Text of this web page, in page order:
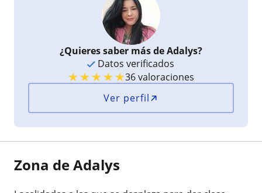
¿Quieres saber más de Adalys?
Datos verificados
★★★★★36 valoraciones
Ver perfil
Zona de Adalys